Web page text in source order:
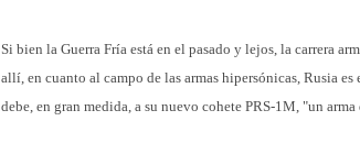
Si bien la Guerra Fría está en el pasado y lejos, la carrera
allí, en cuanto al campo de las armas hipersónicas, Rusia
debe, en gran medida, a su nuevo cohete PRS-1M, "un